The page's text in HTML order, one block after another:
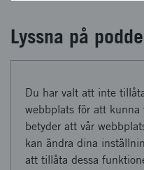
Lyssna på
Du har valt att inte
webbplats för att kunna
betyder att vår
kan ändra dina
att tillåta dessa